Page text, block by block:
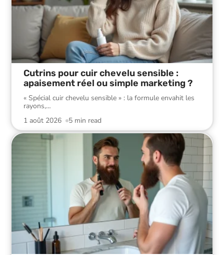
Cutrins pour cuir chevelu sensible :
apaisement réel ou simple marketing ?
« Spécial cuir chevelu sensible » : la formule envahit les
rayons,…
5 min read
1 août 2026